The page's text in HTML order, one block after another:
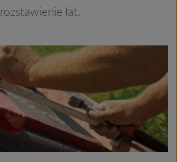
rozstawienie łat.